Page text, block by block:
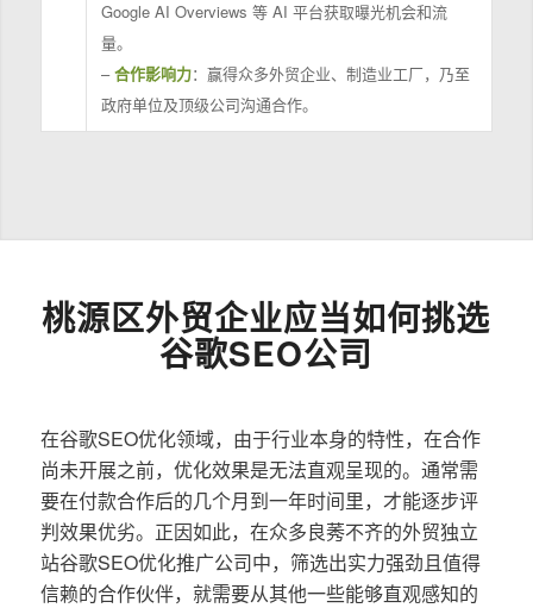
Google AI Overviews 等 AI 平台获取曝光机会和流
量。
–合作影响力：赢得众多外贸企业、制造业工厂，乃至
政府单位及顶级公司沟通合作。
桃源区外贸企业应当如何挑选
谷歌SEO公司
在谷歌SEO优化领域，由于行业本身的特性，在合作
尚未开展之前，优化效果是无法直观呈现的。通常需
要在付款合作后的几个月到一年时间里，才能逐步评
判效果优劣。正因如此，在众多良莠不齐的外贸独立
站谷歌SEO优化推广公司中，筛选出实力强劲且值得
信赖的合作伙伴，就需要从其他一些能够直观感知的